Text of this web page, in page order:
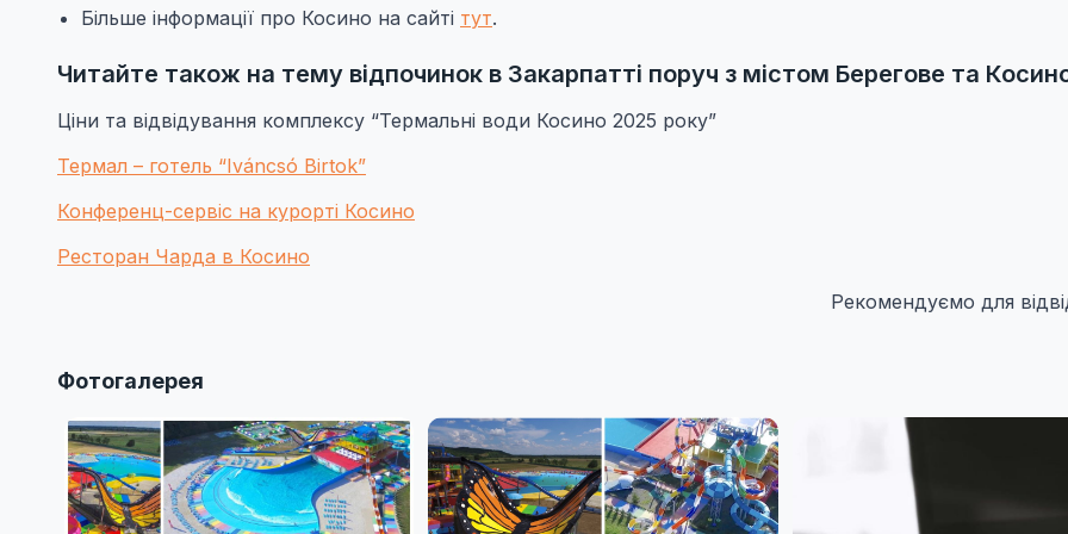
Більше інформації про Косино на сайті тут.
Читайте також на тему відпочинок в Закарпатті поруч з містом Берегове та
Ціни та відвідування комплексу “Термальні води Косино 2025 року”
Термал – готель “Iváncsó Birtok”
Конференц-сервіс на курорті Косино
Ресторан Чарда в Косино
Рекомендуємо для
Фотогалерея